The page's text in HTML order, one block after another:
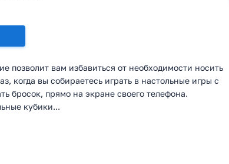
позволит вам избавиться от необходимости носить
когда вы собираетесь играть в настольные игры с
бросок, прямо на экране своего телефона.
кубики...